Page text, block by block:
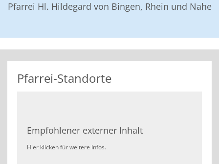
Pfarrei Hl. Hildegard von Bingen, Rhein und Nahe
Pfarrei-Standorte
Empfohlener externer Inhalt
Hier klicken für weitere Infos.